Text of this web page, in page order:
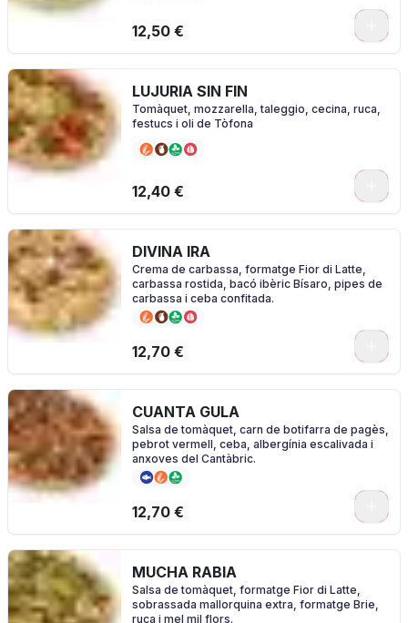
12,50 €
LUJURIA SIN FIN
Tomàquet, mozzarella, taleggio, cecina, ruca,
festucs i oli de Tòfona
12,40 €
DIVINA IRA
Crema de carbassa, formatge Fior di Latte,
carbassa rostida, bacó ibèric Bísaro, pipes de
carbassa i ceba confitada.
12,70 €
CUANTA GULA
Salsa de tomàquet, carn de botifarra de pagès,
pebrot vermell, ceba, albergínia escalivada i
anxoves del Cantàbric.
12,70 €
MUCHA RABIA
Salsa de tomàquet, formatge Fior di Latte,
sobrassada mallorquina extra, formatge Brie,
ruca i mel mil flors.